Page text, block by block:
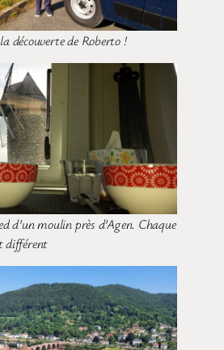
découverte de Roberto !
d’un moulin près d’Agen. Chaque
différent